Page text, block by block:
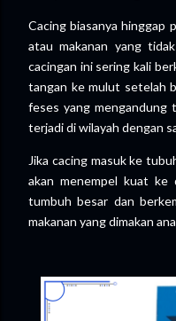
Cacing biasanya hinggap
atau makanan yang
cacingan ini sering kali
tangan ke mulut setelah
feses yang mengandung
terjadi di wilayah dengan
Jika cacing masuk ke
akan menempel kuat ke
tumbuh besar dan
makanan yang dimakan